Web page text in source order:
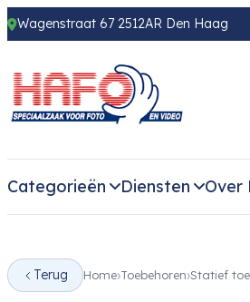
Wagenstraat 67 2512AR Den Haag
Categorieën Diensten Over
Terug Home Toebehoren Statief